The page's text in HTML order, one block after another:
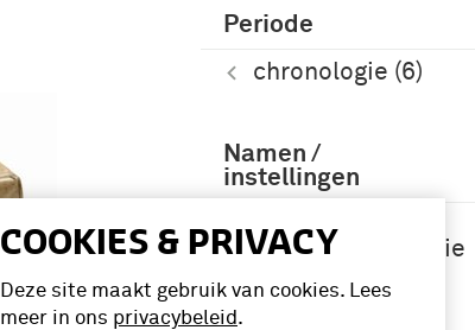
COOKIES & PRIVACY
Deze site maakt gebruik van cookies. Lees
meer in ons privacybeleid.
Periode
chronologie (6)
Namen /
instellingen
Koninklijke
Militaire Academie